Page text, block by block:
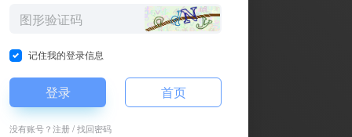
记住我的登录信息
登录 首页
没有账号？注册/找回密码